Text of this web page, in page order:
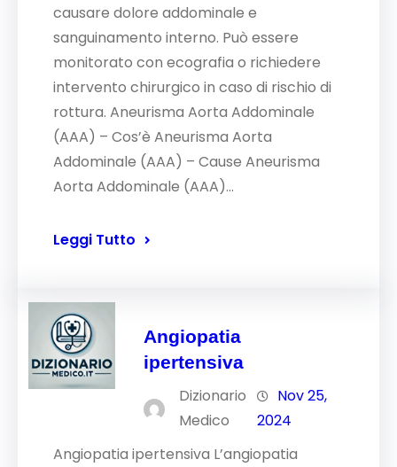
causare dolore addominale e
sanguinamento interno. Può essere
monitorato con ecografia o richiedere
intervento chirurgico in caso di rischio di
rottura. Aneurisma Aorta Addominale
(AAA) – Cos’è Aneurisma Aorta
Addominale (AAA) – Cause Aneurisma
Aorta Addominale (AAA)…
Leggi Tutto
Angiopatia
ipertensiva
Dizionario
Medico
Nov 25,
2024
Angiopatia ipertensiva L’angiopatia